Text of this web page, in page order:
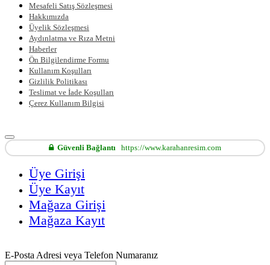
Mesafeli Satış Sözleşmesi
Hakkımızda
Üyelik Sözleşmesi
Aydınlatma ve Rıza Metni
Haberler
Ön Bilgilendirme Formu
Kullanım Koşulları
Gizlilik Politikası
Teslimat ve İade Koşulları
Çerez Kullanım Bilgisi
Güvenli Bağlantı https://www.karahanresim.com
Üye Girişi
Üye Kayıt
Mağaza Girişi
Mağaza Kayıt
E-Posta Adresi veya Telefon Numaranız